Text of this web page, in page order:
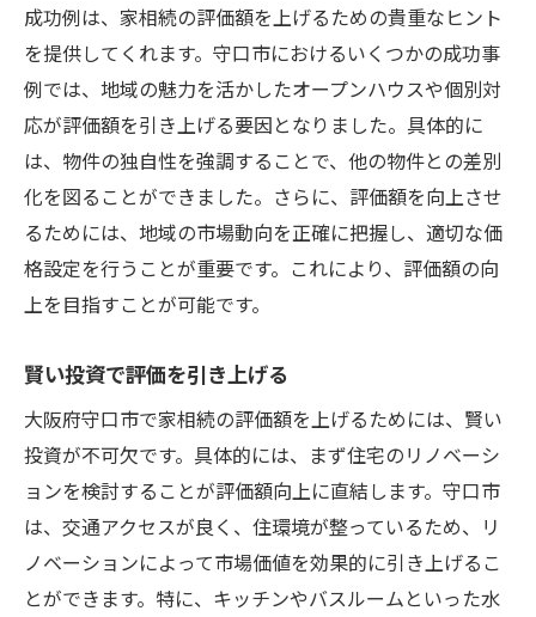
成功例は、家相続の評価額を上げるための貴重なヒント
を提供してくれます。守口市におけるいくつかの成功事
例では、地域の魅力を活かしたオープンハウスや個別対
応が評価額を引き上げる要因となりました。具体的に
は、物件の独自性を強調することで、他の物件との差別
化を図ることができました。さらに、評価額を向上させ
るためには、地域の市場動向を正確に把握し、適切な価
格設定を行うことが重要です。これにより、評価額の向
上を目指すことが可能です。
賢い投資で評価を引き上げる
大阪府守口市で家相続の評価額を上げるためには、賢い
投資が不可欠です。具体的には、まず住宅のリノベーシ
ョンを検討することが評価額向上に直結します。守口市
は、交通アクセスが良く、住環境が整っているため、リ
ノベーションによって市場価値を効果的に引き上げるこ
とができます。特に、キッチンやバスルームといった水